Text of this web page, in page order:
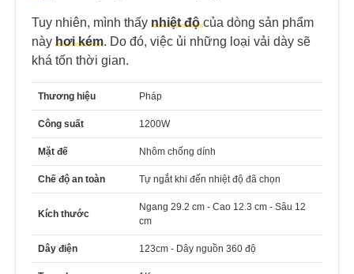
Tuy nhiên, mình thấy nhiệt độ của dòng sản phẩm
này hơi kém. Do đó, việc ủi những loại vải dày sẽ
khá tốn thời gian.
Thương hiệu Pháp
Công suất 1200W
Mặt đế Nhôm chống dính
Chế độ an toàn Tự ngắt khi đến nhiệt độ đã chọn
Kích thước
Ngang 29.2 cm - Cao 12.3 cm - Sâu 12
cm
Dây điện 123cm - Dây nguồn 360 độ